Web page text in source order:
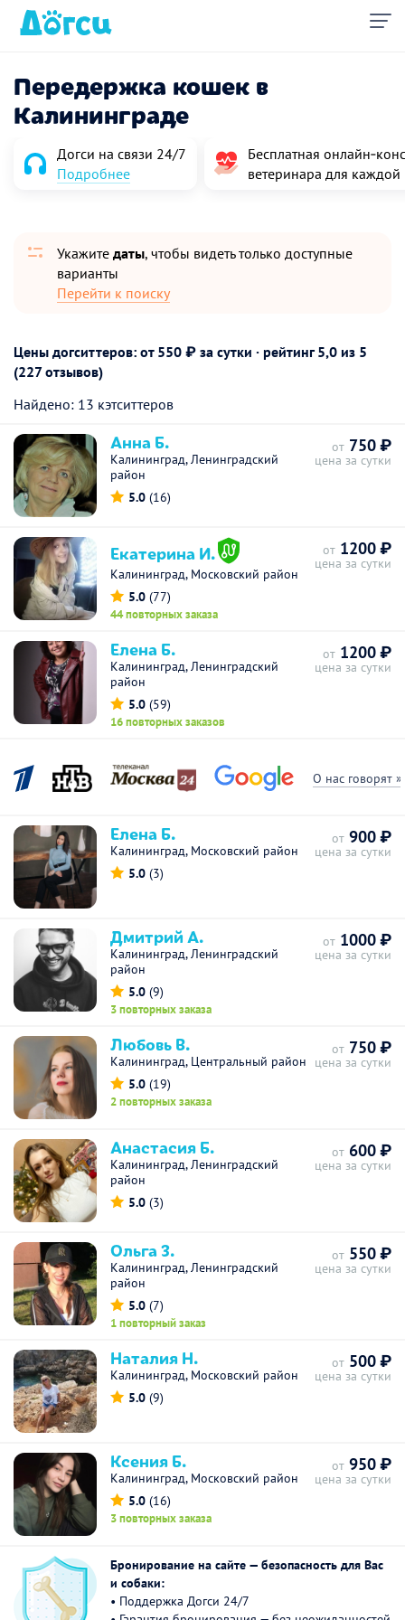
Передержка кошек в
Калининграде
Догси на связи 24/7
Подробнее
Бесплатная
ветеринара для
Укажите даты, чтобы видеть только доступные
варианты
Перейти к поиску
Цены догситтеров: от 550 ₽ за сутки · рейтинг 5,0 из 5
(227 отзывов)
Найдено: 13 кэтситтеров
Анна Б.
Калининград, Ленинградский
район
5.0 (16)
от 750 ₽
цена за сутки
Екатерина И.
Калининград, Московский район
5.0 (77)
44 повторных заказа
от 1200 ₽
цена за сутки
Елена Б.
Калининград, Ленинградский
район
5.0 (59)
16 повторных заказов
от 1200 ₽
цена за сутки
О нас говорят »
Елена Б.
Калининград, Московский район
5.0 (3)
от 900 ₽
цена за сутки
Дмитрий А.
Калининград, Ленинградский
район
5.0 (9)
3 повторных заказа
от 1000 ₽
цена за сутки
Любовь В.
Калининград, Центральный район
5.0 (19)
2 повторных заказа
от 750 ₽
цена за сутки
Анастасия Б.
Калининград, Ленинградский
район
5.0 (3)
от 600 ₽
цена за сутки
Oльга З.
Калининград, Ленинградский
район
5.0 (7)
1 повторный заказ
от 550 ₽
цена за сутки
Наталия Н.
Калининград, Московский район
5.0 (9)
от 500 ₽
цена за сутки
Ксения Б.
Калининград, Московский район
5.0 (16)
3 повторных заказа
от 950 ₽
цена за сутки
Бронирование на сайте — безопасность для Вас
и собаки:
• Поддержка Догси 24/7